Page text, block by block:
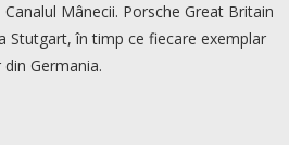
Mânecii. Porsche Great Britain
Stutgart, în timp ce fiecare exemplar
Germania.